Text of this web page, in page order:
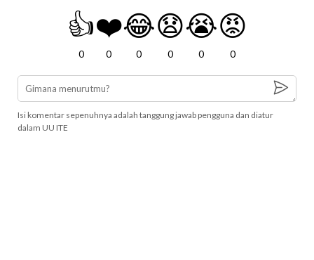
👍
0
❤️
0
😂
0
😧
0
😭
0
😡
0
Isi komentar sepenuhnya adalah tanggung jawab pengguna dan diatur
dalam UU ITE